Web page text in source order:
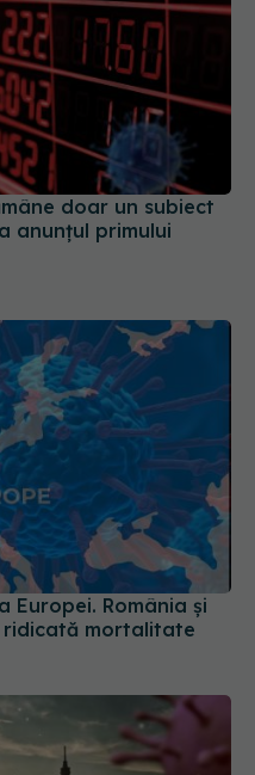
doar un subiect
anunțul primului
Europei. România și
ridicată mortalitate